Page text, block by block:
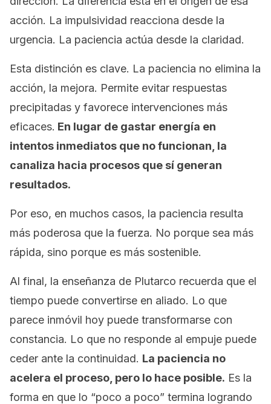
acción. La impulsividad reacciona desde la
urgencia. La paciencia actúa desde la claridad.
Esta distinción es clave. La paciencia no elimina la
acción, la mejora. Permite evitar respuestas
precipitadas y favorece intervenciones más
eficaces. En lugar de gastar energía en
intentos inmediatos que no funcionan, la
canaliza hacia procesos que sí generan
resultados.
Por eso, en muchos casos, la paciencia resulta
más poderosa que la fuerza. No porque sea más
rápida, sino porque es más sostenible.
Al final, la enseñanza de Plutarco recuerda que el
tiempo puede convertirse en aliado. Lo que
parece inmóvil hoy puede transformarse con
constancia. Lo que no responde al empuje puede
ceder ante la continuidad. La paciencia no
acelera el proceso, pero lo hace posible. Es la
forma en que lo “poco a poco” termina logrando